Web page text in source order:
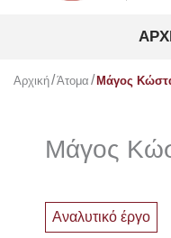
Αρχική Άτομα Μάγος
Μάγος
Αναλυτικό έργο